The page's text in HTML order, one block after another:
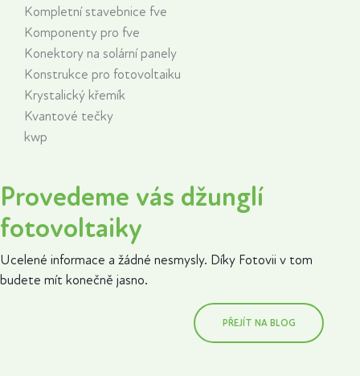
Kompletní stavebnice fve
Komponenty pro fve
Konektory na solární panely
Konstrukce pro fotovoltaiku
Krystalický křemík
Kvantové tečky
kwp
Provedeme vás džunglí
fotovoltaiky
Ucelené informace a žádné nesmysly. Díky Fotovii v tom
budete mít konečně jasno.
PŘEJÍT NA BLOG